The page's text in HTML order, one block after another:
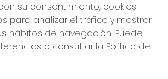
su consentimiento, cookies
para analizar el tráfico y mostrar
hábitos de navegación. Puede
o consultar la Política de